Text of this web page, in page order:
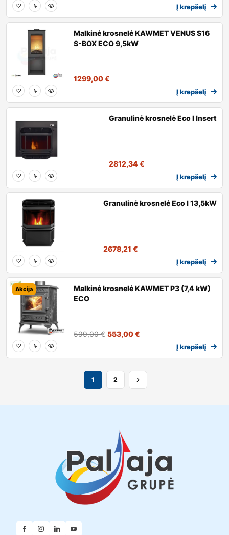
Į krepšelį
Malkinė krosnelė KAWMET VENUS S16
S-BOX ECO 9,5kW
1299,00€
Į krepšelį
Granulinė krosnelė Eco I Insert
2812,34€
Į krepšelį
Granulinė krosnelė Eco I 13,5kW
2678,21 €
Į krepšelį
Akcija
Malkinė krosnelė KAWMET P3 (7,4 kW)
ECO
599,00€ 553,00€
Į krepšelį
1 2